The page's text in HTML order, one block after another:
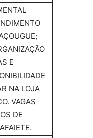
E
NA LOJA
VAGAS
DE